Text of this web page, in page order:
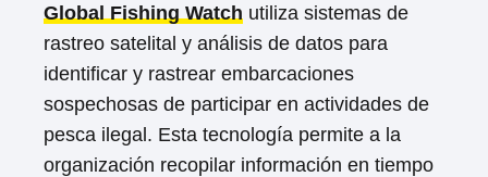
Global Fishing Watch utiliza sistemas de
rastreo satelital y análisis de datos para
identificar y rastrear embarcaciones
sospechosas de participar en actividades de
pesca ilegal. Esta tecnología permite a la
organización recopilar información en tiempo